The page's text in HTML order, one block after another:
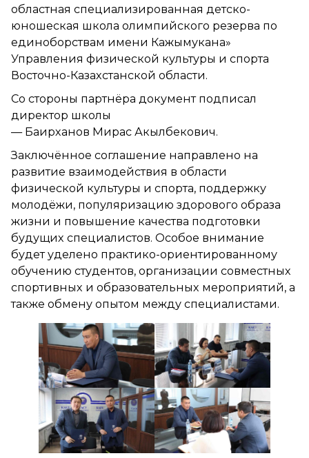
областная специализированная детско-
юношеская школа олимпийского резерва по
единоборствам имени Кажымукана»
Управления физической культуры и спорта
Восточно-Казахстанской области.
Со стороны партнёра документ подписал
директор школы
— Баирханов Мирас Акылбекович.
Заключённое соглашение направлено на
развитие взаимодействия в области
физической культуры и спорта, поддержку
молодёжи, популяризацию здорового образа
жизни и повышение качества подготовки
будущих специалистов. Особое внимание
будет уделено практико-ориентированному
обучению студентов, организации совместных
спортивных и образовательных мероприятий, а
также обмену опытом между специалистами.